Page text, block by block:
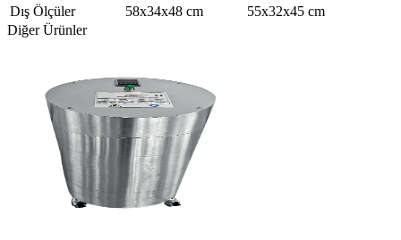
Dış Ölçüler
58x34x48 cm
55x32x45 cm
Diğer Ürünler